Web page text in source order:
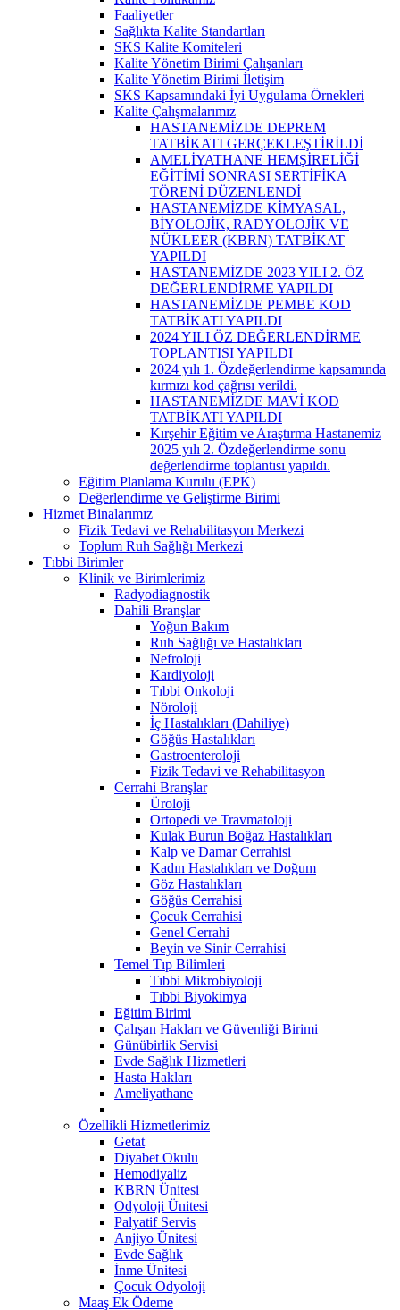
Faaliyetler
Sağlıkta Kalite Standartları
SKS Kalite Komiteleri
Kalite Yönetim Birimi Çalışanları
Kalite Yönetim Birimi İletişim
SKS Kapsamındaki İyi Uygulama Örnekleri
Kalite Çalışmalarımız
HASTANEMİZDE DEPREM
TATBİKATI GERÇEKLEŞTİRİLDİ
AMELİYATHANE HEMŞİRELİĞİ
EĞİTİMİ SONRASI SERTİFİKA
TÖRENİ DÜZENLENDİ
HASTANEMİZDE KİMYASAL,
BİYOLOJİK, RADYOLOJİK VE
NÜKLEER (KBRN) TATBİKAT
YAPILDI
HASTANEMİZDE 2023 YILI 2. ÖZ
DEĞERLENDİRME YAPILDI
HASTANEMİZDE PEMBE KOD
TATBİKATI YAPILDI
2024 YILI ÖZ DEĞERLENDİRME
TOPLANTISI YAPILDI
2024 yılı 1. Özdeğerlendirme kapsamında
kırmızı kod çağrısı verildi.
HASTANEMİZDE MAVİ KOD
TATBİKATI YAPILDI
Kırşehir Eğitim ve Araştırma Hastanemiz
2025 yılı 2. Özdeğerlendirme sonu
değerlendirme toplantısı yapıldı.
Eğitim Planlama Kurulu (EPK)
Değerlendirme ve Geliştirme Birimi
Hizmet Binalarımız
Fizik Tedavi ve Rehabilitasyon Merkezi
Toplum Ruh Sağlığı Merkezi
Tıbbi Birimler
Klinik ve Birimlerimiz
Radyodiagnostik
Dahili Branşlar
Yoğun Bakım
Ruh Sağlığı ve Hastalıkları
Nefroloji
Kardiyoloji
Tıbbi Onkoloji
Nöroloji
İç Hastalıkları (Dahiliye)
Göğüs Hastalıkları
Gastroenteroloji
Fizik Tedavi ve Rehabilitasyon
Cerrahi Branşlar
Üroloji
Ortopedi ve Travmatoloji
Kulak Burun Boğaz Hastalıkları
Kalp ve Damar Cerrahisi
Kadın Hastalıkları ve Doğum
Göz Hastalıkları
Göğüs Cerrahisi
Çocuk Cerrahisi
Genel Cerrahi
Beyin ve Sinir Cerrahisi
Temel Tıp Bilimleri
Tıbbi Mikrobiyoloji
Tıbbi Biyokimya
Eğitim Birimi
Çalışan Hakları ve Güvenliği Birimi
Günübirlik Servisi
Evde Sağlık Hizmetleri
Hasta Hakları
Ameliyathane
Özellikli Hizmetlerimiz
Getat
Diyabet Okulu
Hemodiyaliz
KBRN Ünitesi
Odyoloji Ünitesi
Palyatif Servis
Anjiyo Ünitesi
Evde Sağlık
İnme Ünitesi
Çocuk Odyoloji
Maaş Ek Ödeme